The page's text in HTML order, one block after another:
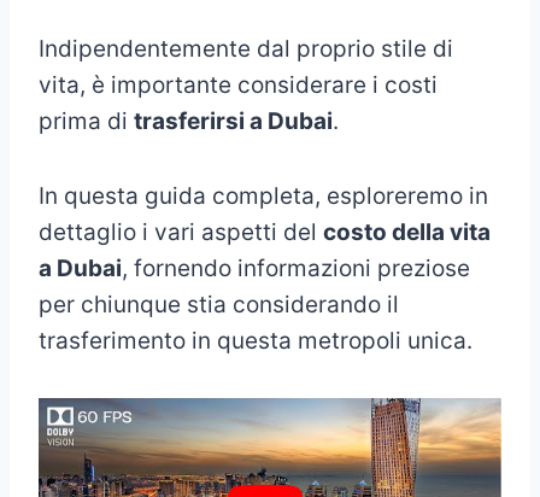
Indipendentemente dal proprio stile di
vita, è importante considerare i costi
prima di trasferirsi a Dubai.
In questa guida completa, esploreremo in
dettaglio i vari aspetti del costo della vita
a Dubai, fornendo informazioni preziose
per chiunque stia considerando il
trasferimento in questa metropoli unica.